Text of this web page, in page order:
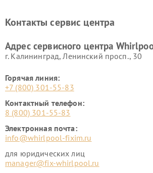
Контакты сервис центра
Адрес сервисного центра
г. Калининград, Ленинский просп., 30
Горячая линия:
+7 (800) 301-55-83
Контактный телефон:
8 (800) 301-55-83
Электронная почта:
info@whirlpool-fixim.ru
для юридических лиц
manager@fix-whirlpool.ru